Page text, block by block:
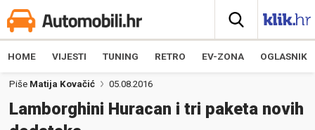
HOME VIJESTI TUNING RETRO EV-ZONA OGLASNIK
Piše Matija Kovačić 05.08.2016
Lamborghini Huracan i tri paketa novih